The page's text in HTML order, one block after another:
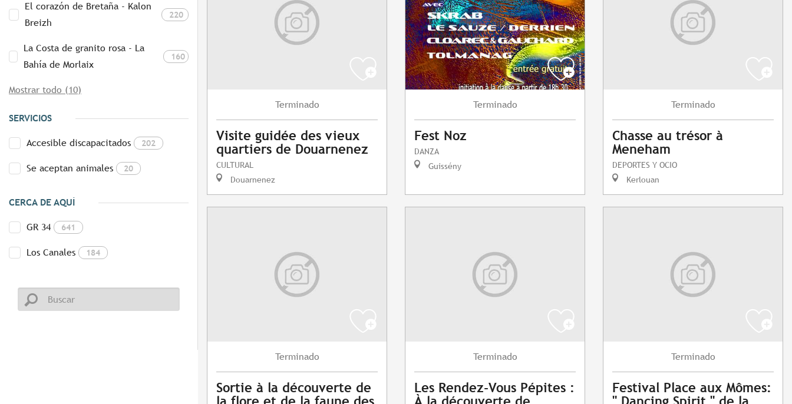
El corazón de Bretaña - Kalon
Breizh
220
La Costa de granito rosa - La
Bahía de Morlaix
160
Mostrar todo (10)
SERVICIOS
Accesible discapacitados 202
Se aceptan animales 20
CERCA DE AQUÍ
GR 34 641
Los Canales 184
Terminado
Visite guidée des vieux
quartiers de Douarnenez
CULTURAL
Douarnenez
Terminado
Fest Noz
DANZA
Guissény
Terminado
Chasse au trésor à
Meneham
DEPORTES Y OCIO
Kerlouan
Terminado
Sortie à la découverte de
Terminado
Les Rendez-Vous Pépites :
Terminado
Festival Place aux Mômes: